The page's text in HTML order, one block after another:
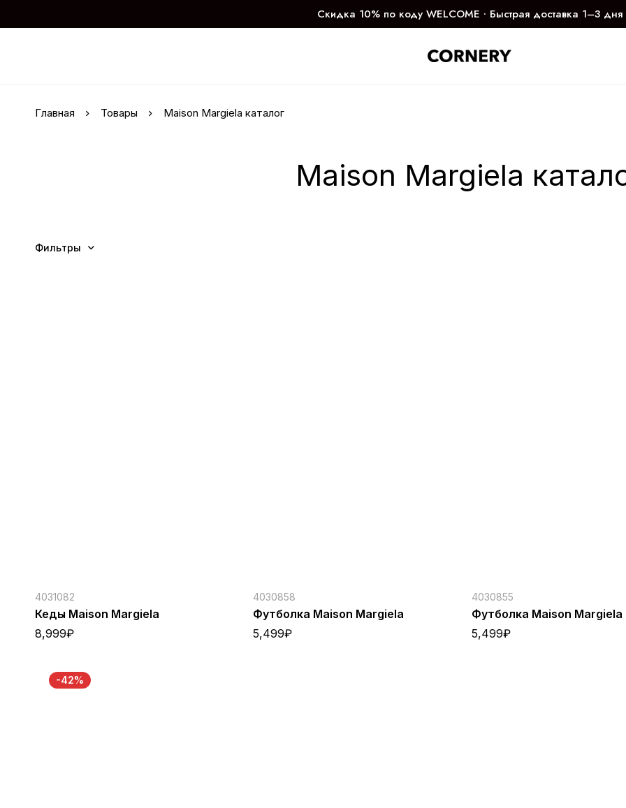
Скидка 10% по коду WELCOME ∙ Быстрая доставка 1–3 дня
Главная Товары Maison Margiela каталог
Maison Margiela
Фильтры
4031082
Кеды Maison Margiela
8,999₽
4030858
Футболка Maison Margiela
5,499₽
4030855
Футболка Maison Margiela
5,499₽
-42%